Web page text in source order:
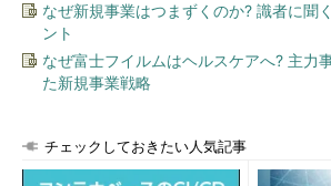
なぜ新規事業はつまずくのか? 識者に聞
ント
なぜ富士フイルムはヘルスケアへ? 主力
た新規事業戦略
チェックしておきたい人気記事